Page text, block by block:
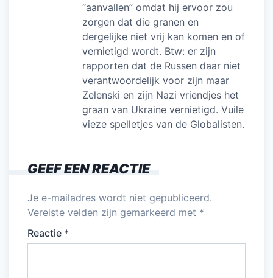
“aanvallen” omdat hij ervoor zou
zorgen dat die granen en
dergelijke niet vrij kan komen en of
vernietigd wordt. Btw: er zijn
rapporten dat de Russen daar niet
verantwoordelijk voor zijn maar
Zelenski en zijn Nazi vriendjes het
graan van Ukraine vernietigd. Vuile
vieze spelletjes van de Globalisten.
GEEF EEN REACTIE
Je e-mailadres wordt niet gepubliceerd.
Vereiste velden zijn gemarkeerd met *
Reactie *